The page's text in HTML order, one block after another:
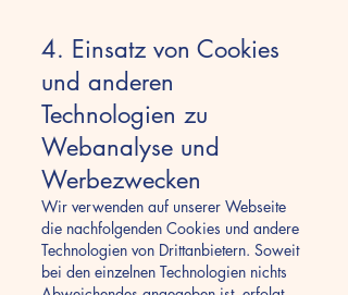
4. Einsatz von Cookies
und anderen
Technologien zu
Webanalyse und
Werbezwecken
Wir verwenden auf unserer Webseite
die nachfolgenden Cookies und andere
Technologien von Drittanbietern. Soweit
bei den einzelnen Technologien nichts